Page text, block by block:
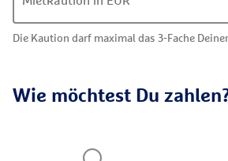
Die Kaution darf maximal das 3-Fache
Wie möchtest Du